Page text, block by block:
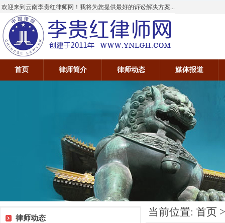
首页 律师简介 律师动态 媒体报道
欢迎来到云南李贵红律师网！我将为您提供最好的诉讼解决方案...
律师动态 当前位置: 首页